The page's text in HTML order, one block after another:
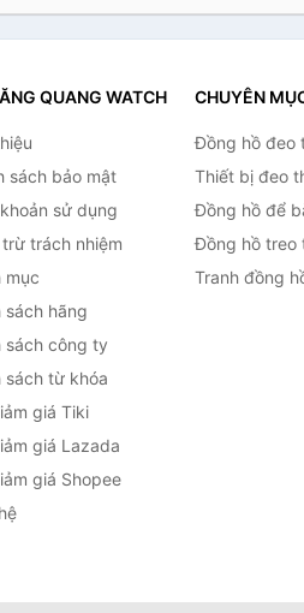
QUANG WATCH
sách bảo mật
sử dụng
trừ trách nhiệm
mục
sách hãng
sách công ty
sách từ khóa
giá Tiki
giá Lazada
giá Shopee
CHUYÊN
Đồng hồ đeo
Thiết bị đeo
Đồng hồ để
Đồng hồ treo
Tranh đồng